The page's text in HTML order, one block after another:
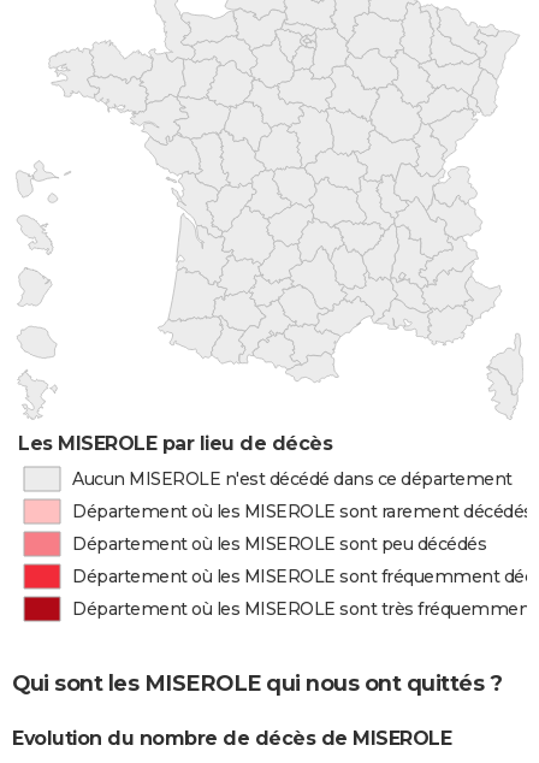
Les MISEROLE par lieu de décès
Aucun MISEROLE n'est décédé dans ce département
Département où les MISEROLE sont rarement décédés
Département où les MISEROLE sont peu décédés
Département où les MISEROLE sont fréquemment
Département où les MISEROLE sont très fréquemment
Qui sont les MISEROLE qui nous ont quittés ?
Evolution du nombre de décès de MISEROLE